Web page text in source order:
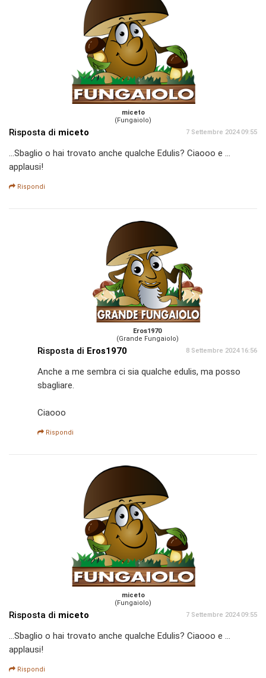
miceto
(Fungaiolo)
Risposta di miceto 7 Settembre 2024 09:55
...Sbaglio o hai trovato anche qualche Edulis? Ciaooo e ...
applausi!
Rispondi
Eros1970
(Grande Fungaiolo)
Risposta di Eros1970 8 Settembre 2024 16:56
Anche a me sembra ci sia qualche edulis, ma posso
sbagliare.
Ciaooo
Rispondi
miceto
(Fungaiolo)
Risposta di miceto 7 Settembre 2024 09:55
...Sbaglio o hai trovato anche qualche Edulis? Ciaooo e ...
applausi!
Rispondi